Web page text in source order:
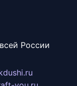
России